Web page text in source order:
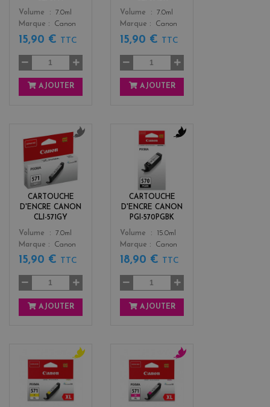
Color
Volume
7.0ml
Marque
Canon
15,90 € TTC
AJOUTER
Color
Volume
7.0ml
Marque
Canon
15,90 € TTC
AJOUTER
CARTOUCHE
D'ENCRE CANON
CLI-571GY
Color
r
s
Volume
7.0ml
Marque
Canon
15,90 € TTC
AJOUTER
CARTOUCHE
D'ENCRE CANON
PGI-570PGBK
Color
k
Volume
15.0ml
Marque
Canon
18,90 € TTC
AJOUTER
e
l
e